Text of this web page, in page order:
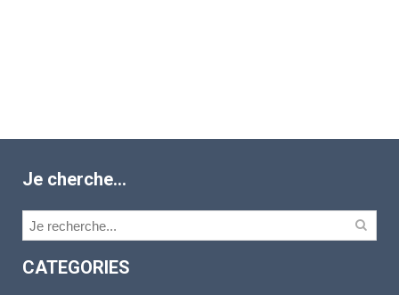
Je cherche…
CATEGORIES